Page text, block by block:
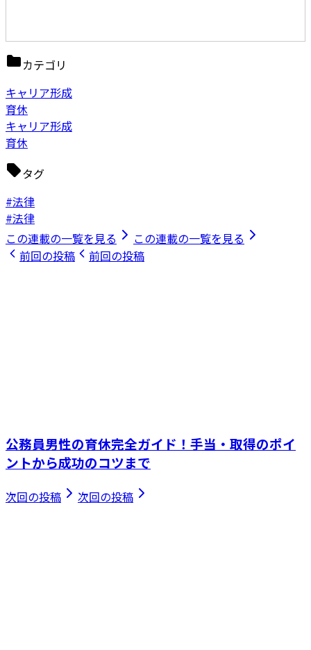
カテゴリ
キャリア形成
育休
キャリア形成
育休
タグ
#法律
#法律
この連載の一覧を見る
この連載の一覧を見る
前回の投稿
前回の投稿
公務員男性の育休完全ガイド！手当・取得のポイ
ントから成功のコツまで
次回の投稿 次回の投稿